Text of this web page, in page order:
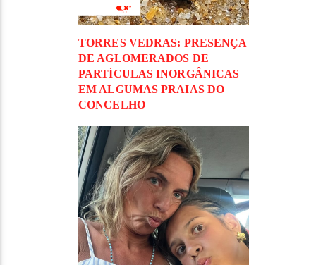
TORRES VEDRAS: PRESENÇA
DE AGLOMERADOS DE
PARTÍCULAS INORGÂNICAS
EM ALGUMAS PRAIAS DO
CONCELHO